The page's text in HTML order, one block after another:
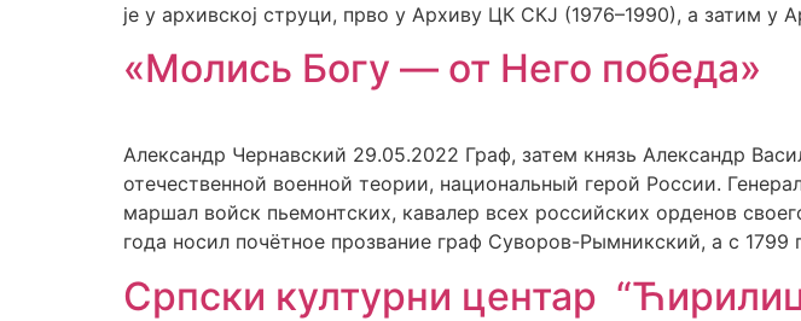
је у архивској струци, прво у Архиву ЦК СКЈ (1976–1990), а затим у
«Молись Богу — от Него победа»
Александр Чернавский 29.05.2022 Граф, затем князь Александр
отечественной военной теории, национальный герой России.
маршал войск пьемонтских, кавалер всех российских орденов
года носил почётное прозвание граф Суворов-Рымникский, а с
Српски културни центар